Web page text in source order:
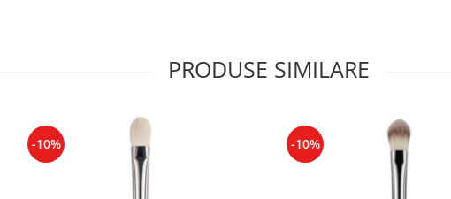
PRODUSE SIMILARE
-10% -10%